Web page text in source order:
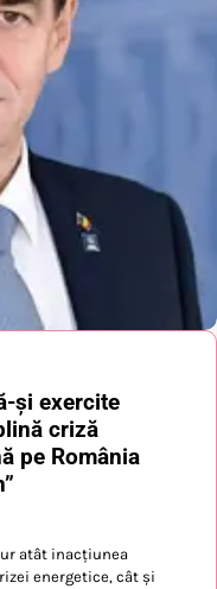
și exercite
criză
pe România
atât inacțiunea
energetice, cât și